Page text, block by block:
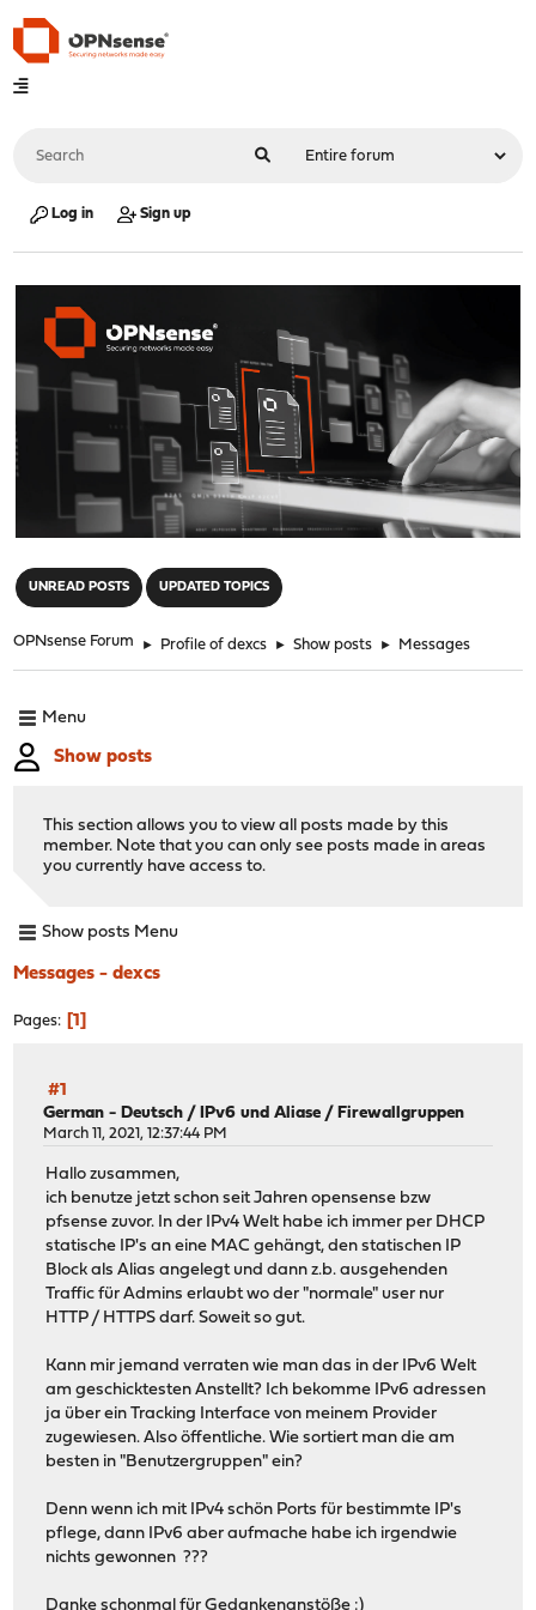
Log in Sign up
UNREAD POSTS UPDATED TOPICS
OPNsense Forum ► Profile of dexcs ► Show posts ► Messages
Menu
Show posts
This section allows you to view all posts made by this
member. Note that you can only see posts made in areas
you currently have access to.
Show posts Menu
Messages - dexcs
Pages 1
#1
German - Deutsch / IPv6 und Aliase / Firewallgruppen
March 11, 2021, 12:37:44 PM
Hallo zusammen,
ich benutze jetzt schon seit Jahren opensense bzw
pfsense zuvor. In der IPv4 Welt habe ich immer per DHCP
statische IP's an eine MAC gehängt, den statischen IP
Block als Alias angelegt und dann z.b. ausgehenden
Traffic für Admins erlaubt wo der "normale" user nur
HTTP / HTTPS darf. Soweit so gut.
Kann mir jemand verraten wie man das in der IPv6 Welt
am geschicktesten Anstellt? Ich bekomme IPv6 adressen
ja über ein Tracking Interface von meinem Provider
zugewiesen. Also öffentliche. Wie sortiert man die am
besten in "Benutzergruppen" ein?
Denn wenn ich mit IPv4 schön Ports für bestimmte IP's
pflege, dann IPv6 aber aufmache habe ich irgendwie
nichts gewonnen ???
Danke schonmal für Gedankenanstöße :)